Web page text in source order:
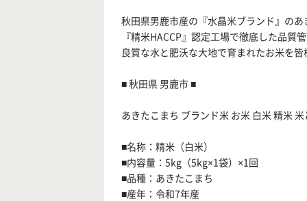
秋田県男鹿市産の『水晶米ブランド』の
『精米HACCP』認定工場で徹底した品質
良質な水と肥沃な大地で育まれたお米を
■ 秋田県 男鹿市 ■
あきたこまち ブランド米 お米 白米 精米
■名称：精米（白米）
■内容量：5kg（5kg×1袋）×1回
■品種：あきたこまち
■産年：令和7年産